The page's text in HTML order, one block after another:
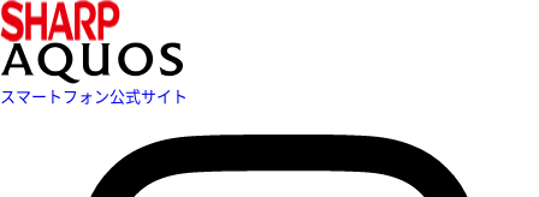
スマートフォン公式サイト